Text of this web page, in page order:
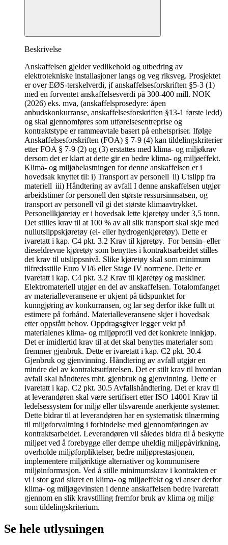
Beskrivelse
Anskaffelsen gjelder vedlikehold og utbedring av
elektrotekniske installasjoner langs og veg riksveg. Prosjektet
er over EØS-terskelverdi, jf anskaffelsesforskriften §5-3 (1)
med en forventet anskaffelsesverdi på 300-400 mill. NOK
(2026) eks. mva, (anskaffelsprosedyre: åpen
anbudskonkurranse, anskaffelsesforskriften §13-1 første ledd)
og skal gjennomføres som utførelsesentreprise og
kontraktstype er rammeavtale basert på enhetspriser. Ifølge
Anskaffelsesforskriften (FOA) § 7-9 (4) kan tildelingskriterier
etter FOA § 7-9 (2) og (3) erstattes med klima- og miljøkrav
dersom det er klart at dette gir en bedre klima- og miljøeffekt.
Klima- og miljøbelastningen for denne anskaffelsen er i
hovedsak knyttet til: i) Transport av personell ii) Utslipp fra
materiell iii) Håndtering av avfall I denne anskaffelsen utgjør
arbeidstimer for personell den største ressursinnsatsen, og
transport av personell vil gi det største klimaavtrykket.
Personellkjøretøy er i hovedsak lette kjøretøy under 3,5 tonn.
Det stilles krav til at 100 % av all slik transport skal skje med
nullutslippskjøretøy (el- eller hydrogenkjøretøy). Dette er
ivaretatt i kap. C4 pkt. 3.2 Krav til kjøretøy. For bensin- eller
dieseldrevne kjøretøy som benyttes i kontraktsarbeidet stilles
det krav til utslippsnivå. Slike kjøretøy skal som minimum
tilfredsstille Euro VI/6 eller Stage IV normene. Dette er
ivaretatt i kap. C4 pkt. 3.2 Krav til kjøretøy og maskiner.
Elektromateriell utgjør en del av anskaffelsen. Totalomfanget
av materialleveransene er ukjent på tidspunktet for
kunngjøring av konkurransen, og lar seg derfor ikke fullt ut
estimere på forhånd. Materialleveransene skjer i hovedsak
etter oppstått behov. Oppdragsgiver legger vekt på
materialenes klima- og miljøprofil ved det konkrete innkjøp.
Det er imidlertid krav til at det skal benyttes materialer som
fremmer gjenbruk. Dette er ivaretatt i kap. C2 pkt. 30.4
Gjenbruk og gjenvinning. Håndtering av avfall utgjør en
mindre del av kontraktsutførelsen. Det er stilt krav til hvordan
avfall skal håndteres mht. gjenbruk og gjenvinning. Dette er
ivaretatt i kap. C2 pkt. 30.5 Avfallshåndtering. Det er krav til
at leverandøren skal være sertifisert etter ISO 14001 Krav til
ledelsessystem for miljø eller tilsvarende anerkjente systemer.
Dette bidrar til at leverandøren har en systematisk tilnærming
til miljøforvaltning i forbindelse med gjennomføringen av
kontraktsarbeidet. Leverandøren vil således bidra til å beskytte
miljøet ved å forebygge eller dempe uheldig miljøpåvirkning,
overholde miljøforpliktelser, bedre miljøprestasjonen,
implementere miljøriktige alternativer og kommunisere
miljøinformasjon. Ved å stille minimumskrav i kontrakten er
vi i stor grad sikret en klima- og miljøeffekt og vi anser derfor
klima- og miljøgevinsten i denne anskaffelsen bedre ivaretatt
gjennom en slik kravstilling fremfor bruk av klima og miljø
som tildelingskriterium.
Se hele utlysningen